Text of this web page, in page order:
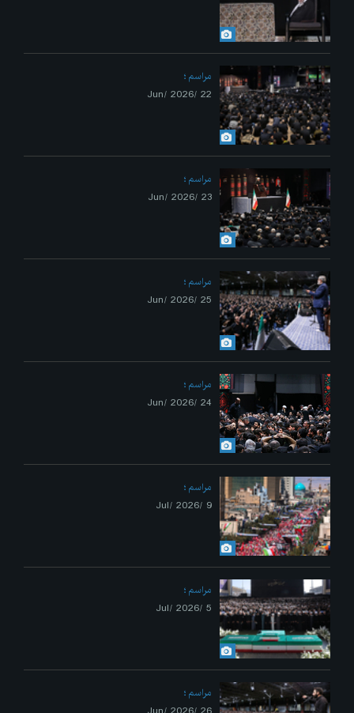
مراسم
22 /Jun/ 2026
مراسم
23 /Jun/ 2026
مراسم
25 /Jun/ 2026
مراسم
24 /Jun/ 2026
مراسم
9 /Jul/ 2026
مراسم
5 /Jul/ 2026
مراسم